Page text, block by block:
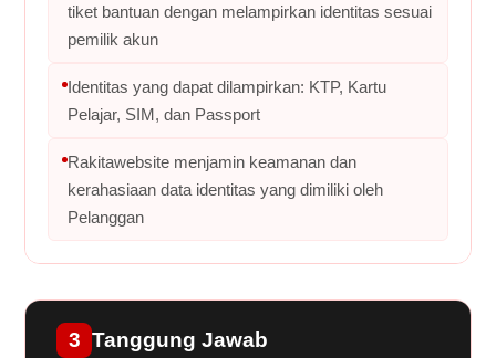
tiket bantuan dengan melampirkan identitas sesuai
pemilik akun
Identitas yang dapat dilampirkan: KTP, Kartu
Pelajar, SIM, dan Passport
Rakitawebsite menjamin keamanan dan
kerahasiaan data identitas yang dimiliki oleh
Pelanggan
3 Tanggung Jawab